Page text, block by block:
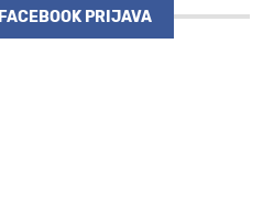
FACEBOOK PRIJAVA